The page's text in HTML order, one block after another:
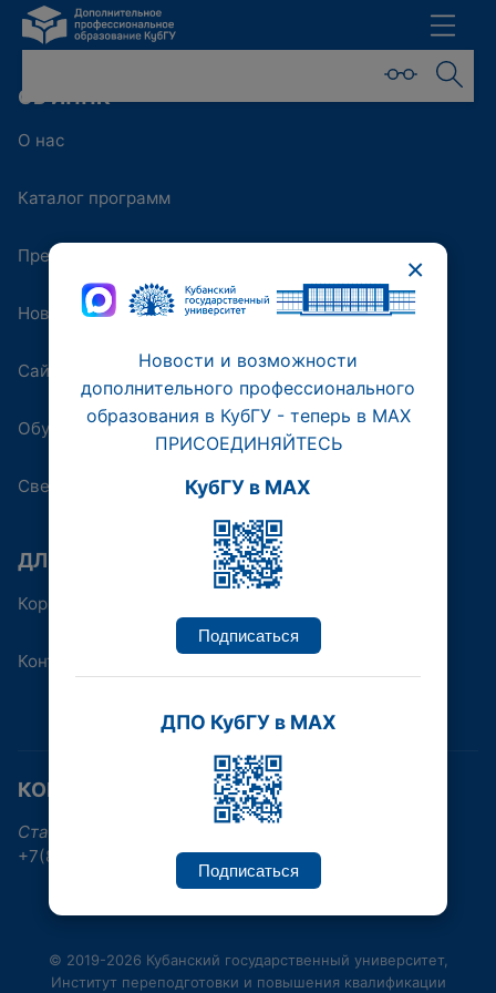
ОБ ИППК
О нас
Каталог программ
Преподаватели
Новости
Сайт университета
Обучающая платформа
Сведения об образовательной организации
ДЛЯ КОГО
Корпоративным клиентам
Контакты
КОНТАКТНАЯ ИНФОРМАЦИЯ
Ставропольская улица, 149, Краснодар
+7(861)219-96-38, +7(861)992-17-30
© 2019-2026 Кубанский государственный университет,
Институт переподготовки и повышения квалификации
×
Новости и возможности
дополнительного профессионального
образования в КубГУ - теперь в МАХ
ПРИСОЕДИНЯЙТЕСЬ
КубГУ в MAX
Подписаться
ДПО КубГУ в MAX
Подписаться